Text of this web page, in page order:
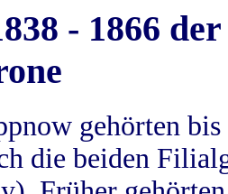
- 1866
gehörten
die beiden